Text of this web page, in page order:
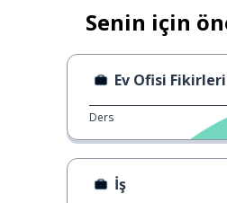
Senin için
Ev Ofisi Fikirleri
Ders
İş